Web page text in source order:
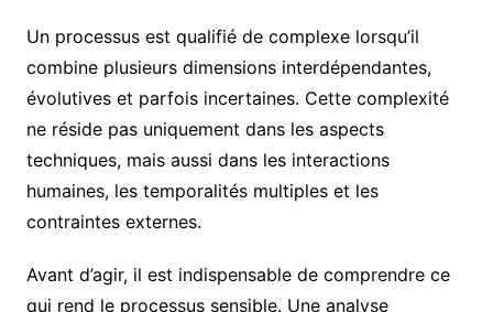
Un processus est qualifié de complexe lorsqu’il
combine plusieurs dimensions interdépendantes,
évolutives et parfois incertaines. Cette complexité
ne réside pas uniquement dans les aspects
techniques, mais aussi dans les interactions
humaines, les temporalités multiples et les
contraintes externes.
Avant d’agir, il est indispensable de comprendre ce
qui rend le processus sensible. Une analyse